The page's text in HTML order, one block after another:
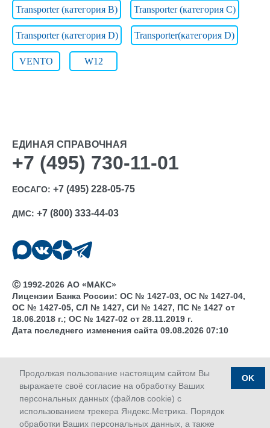
Transporter (категория B) Transporter (категория C)
Transporter (категория D) Transporter(категория D)
VENTO W12
Продолжая пользование настоящим сайтом Вы
выражаете своё согласие на обработку Ваших
персональных данных (файлов cookie) с
использованием трекера Яндекс.Метрика. Порядок
обработки Ваших персональных данных, а также
OK
ЕДИНАЯ СПРАВОЧНАЯ
+7 (495) 730-11-01
ЕОСАГО: +7 (495) 228-05-75
ДМС: +7 (800) 333-44-03
Ⓒ 1992-2026 АО «МАКС»
Лицензии Банка России: ОС № 1427-03, ОС № 1427-04,
ОС № 1427-05, СЛ № 1427, СИ № 1427, ПС № 1427 от
18.06.2018 г.; ОС № 1427-02 от 28.11.2019 г.
Дата последнего изменения сайта 09.08.2026 07:10